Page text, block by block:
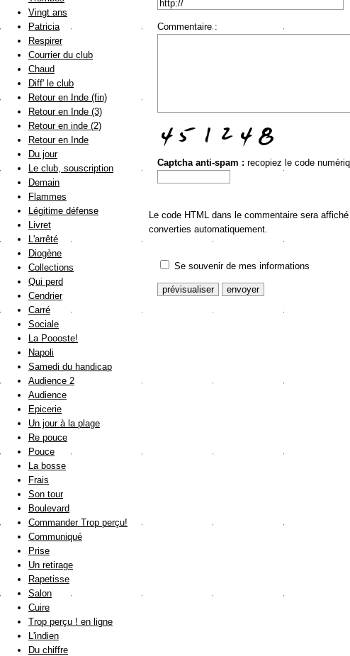
Commentaire :
Captcha anti-spam : recopiez le code
Le code HTML dans le commentaire sera
converties automatiquement.
Se souvenir de mes informations
Vingt ans
Patricia
Respirer
Courrier du club
Chaud
Diff' le club
Retour en Inde (fin)
Retour en Inde (3)
Retour en inde (2)
Retour en Inde
Du jour
Le club, souscription
Demain
Flammes
Légitime défense
Livret
L'arrêté
Diogène
Collections
Qui perd
Cendrier
Carré
Sociale
La Poooste!
Napoli
Samedi du handicap
Audience 2
Audience
Epicerie
Un jour à la plage
Re pouce
Pouce
La bosse
Frais
Son tour
Boulevard
Commander Trop perçu!
Communiqué
Prise
Un retirage
Rapetisse
Salon
Cuire
Trop perçu ! en ligne
L'indien
Du chiffre